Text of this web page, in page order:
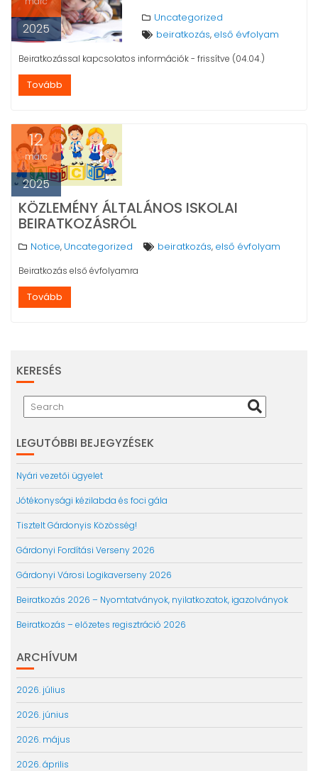
2025
Uncategorized
beiratkozás, első évfolyam
Beiratkozással kapcsolatos információk - frissítve (04.04.)
Tovább
12
márc
2025
KÖZLEMÉNY ÁLTALÁNOS ISKOLAI
BEIRATKOZÁSRÓL
Notice, Uncategorized beiratkozás, első évfolyam
Beiratkozás első évfolyamra
Tovább
KERESÉS
LEGUTÓBBI BEJEGYZÉSEK
Nyári vezetői ügyelet
Jótékonysági kézilabda és foci gála
Tisztelt Gárdonyis Közösség!
Gárdonyi Fordítási Verseny 2026
Gárdonyi Városi Logikaverseny 2026
Beiratkozás 2026 – Nyomtatványok, nyilatkozatok, igazolványok
Beiratkozás – előzetes regisztráció 2026
ARCHÍVUM
2026. július
2026. június
2026. május
2026. április